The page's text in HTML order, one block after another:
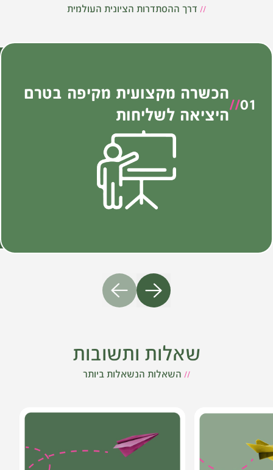
// דרך ההסתדרות הציונית העולמית
01
//
הכשרה מקצועית מקיפה בטרם
היציאה לשליחות
שאלות ותשובות
// השאלות הנשאלות ביותר